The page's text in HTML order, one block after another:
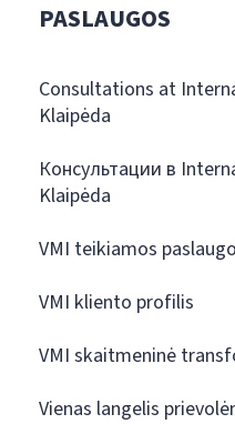
PASLAUGOS
Consultations at
Klaipėda
Консультации в
Klaipėda
VMI teikiamos
VMI kliento profilis
VMI skaitmeninė
Vienas langelis